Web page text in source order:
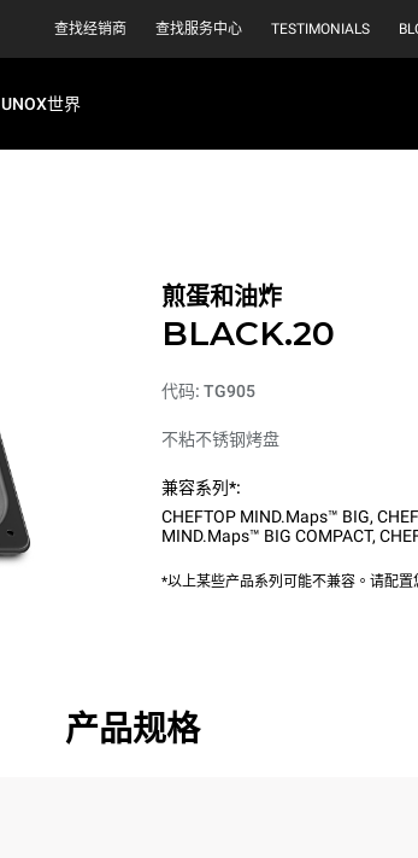
查找经销商 查找服务中心 TESTIMONIALS
UNOX世界
煎蛋和油炸
BLACK.20
代码: TG905
不粘不锈钢烤盘
兼容系列*:
CHEFTOP MIND.Maps™ BIG,
MIND.Maps™ BIG COMPACT,
*以上某些产品系列可能不兼容。请配
产品规格